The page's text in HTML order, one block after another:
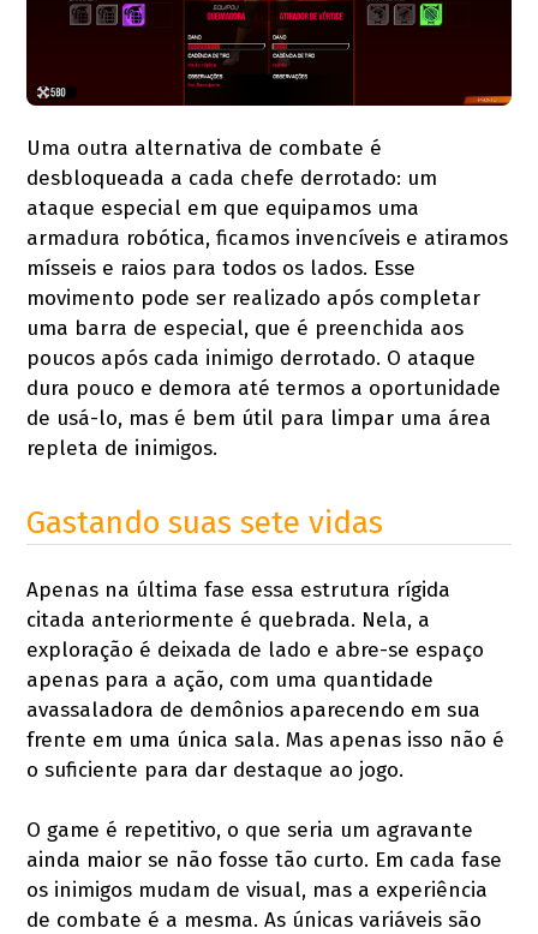
Uma outra alternativa de combate é
desbloqueada a cada chefe derrotado: um
ataque especial em que equipamos uma
armadura robótica, ficamos invencíveis e atiramos
mísseis e raios para todos os lados. Esse
movimento pode ser realizado após completar
uma barra de especial, que é preenchida aos
poucos após cada inimigo derrotado. O ataque
dura pouco e demora até termos a oportunidade
de usá-lo, mas é bem útil para limpar uma área
repleta de inimigos.
Gastando suas sete vidas
Apenas na última fase essa estrutura rígida
citada anteriormente é quebrada. Nela, a
exploração é deixada de lado e abre-se espaço
apenas para a ação, com uma quantidade
avassaladora de demônios aparecendo em sua
frente em uma única sala. Mas apenas isso não é
o suficiente para dar destaque ao jogo.
O game é repetitivo, o que seria um agravante
ainda maior se não fosse tão curto. Em cada fase
os inimigos mudam de visual, mas a experiência
de combate é a mesma. As únicas variáveis são